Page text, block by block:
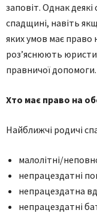
заповіт. Однак
спадщині, навіть
яких умов має право
роз’яснюють
правничої допомоги.
Хто має право на
Найближчі родичі
малолітні/
непрацездатні
непрацездатна
непрацездатні